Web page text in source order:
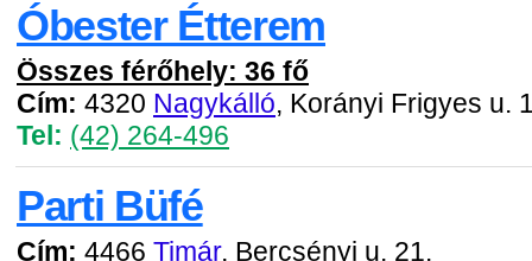
Óbester Étterem
Összes férőhely: 36 fő
Cím: 4320 Nagykálló, Korányi Frigyes u.
Tel: (42) 264-496
Parti Büfé
Cím: 4466 Timár, Bercsényi u. 21.